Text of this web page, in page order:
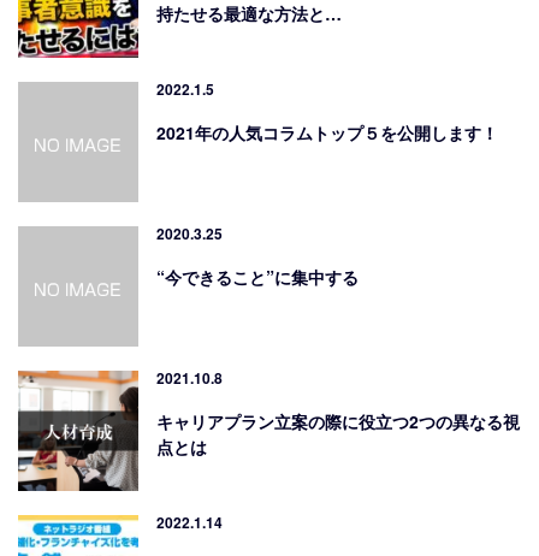
持たせる最適な方法と…
2022.1.5
2021年の人気コラムトップ５を公開します！
2020.3.25
“今できること”に集中する
2021.10.8
キャリアプラン立案の際に役立つ2つの異なる視
点とは
2022.1.14